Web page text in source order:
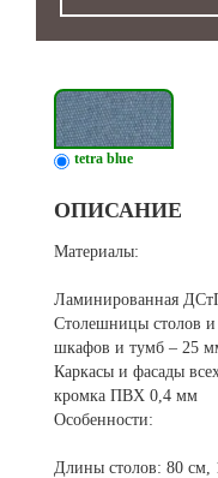
tetra blue
ОПИСАНИЕ
Материалы:
Ламинированная
Столешницы столов
шкафов и тумб – 25
Каркасы и фасады
кромка ПВХ 0,4 мм
Особенности:
Длины столов: 80 см,